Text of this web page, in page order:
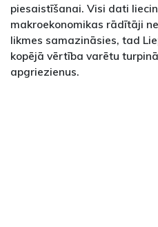
piesaistīšanai. Visi dati
makroekonomikas rādītāji
likmes samazināsies, tad
kopējā vērtība varētu
apgriezienus.